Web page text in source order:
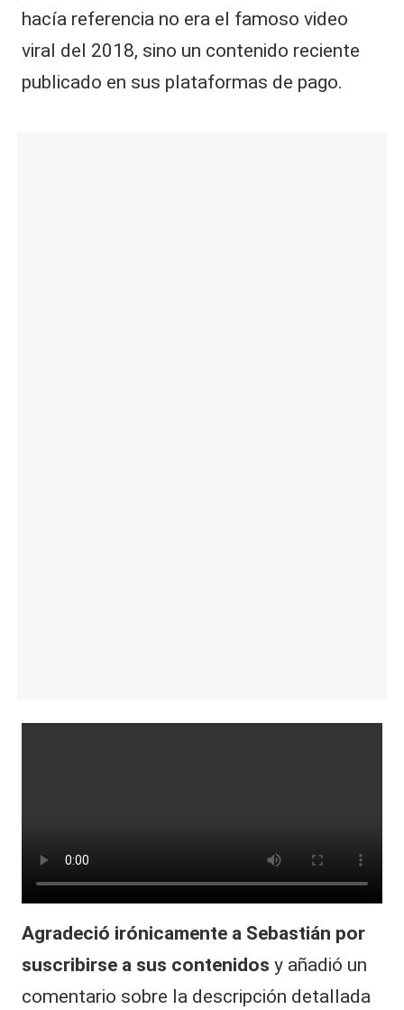
hacía referencia no era el famoso video
viral del 2018, sino un contenido reciente
publicado en sus plataformas de pago.
Agradeció irónicamente a Sebastián por
suscribirse a sus contenidos y añadió un
comentario sobre la descripción detallada